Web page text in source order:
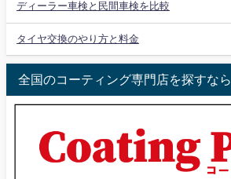
ディーラー車検と民間車検を比較
タイヤ交換のやり方と料金
全国のコーティング専門店を探すなら